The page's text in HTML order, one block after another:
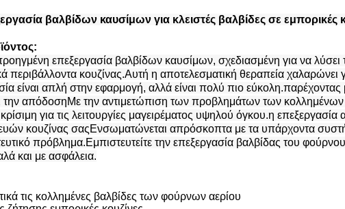
βαλβίδων καυσίμων για κλειστές βαλβίδες σε εμπορικές
επεξεργασία βαλβίδων καυσίμων, σχεδιασμένη για να
περιβάλλοντα κουζίνας.Αυτή η αποτελεσματική θεραπεία χαλαρώνει
είναι απλή στην εφαρμογή, αλλά είναι πολύ πιο εύκολη.παρέχοντας
την απόδοσηΜε την αντιμετώπιση των προβλημάτων των κολλημένων
για τις λειτουργίες μαγειρέματος υψηλού όγκου.η επεξεργασία
κουζίνας σαςΕνσωματώνεται απρόσκοπτα με τα υπάρχοντα
πρόβλημα.Εμπιστευτείτε την επεξεργασία βαλβίδας του
και με ασφάλεια.
τις κολλημένες βαλβίδες των φούρνων αερίου